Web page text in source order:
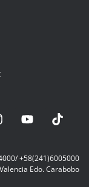
+58(241)6005000
Edo. Carabobo